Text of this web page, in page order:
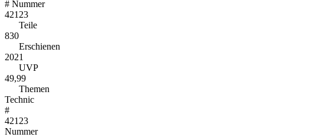
# Nummer
42123
Teile
830
Erschienen
2021
UVP
49,99
Themen
Technic
#
42123
Nummer